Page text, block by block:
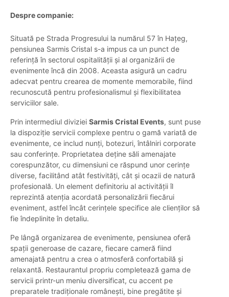
Despre companie:
Situată pe Strada Progresului la numărul 57 în Hațeg,
pensiunea Sarmis Cristal s-a impus ca un punct de
referință în sectorul ospitalității și al organizării de
evenimente încă din 2008. Aceasta asigură un cadru
adecvat pentru crearea de momente memorabile, fiind
recunoscută pentru profesionalismul și flexibilitatea
serviciilor sale.
Prin intermediul diviziei Sarmis Cristal Events, sunt puse
la dispoziție servicii complexe pentru o gamă variată de
evenimente, ce includ nunți, botezuri, întâlniri corporate
sau conferințe. Proprietatea deține săli amenajate
corespunzător, cu dimensiuni ce răspund unor cerințe
diverse, facilitând atât festivități, cât și ocazii de natură
profesională. Un element definitoriu al activității îl
reprezintă atenția acordată personalizării fiecărui
eveniment, astfel încât cerințele specifice ale clienților să
fie îndeplinite în detaliu.
Pe lângă organizarea de evenimente, pensiunea oferă
spații generoase de cazare, fiecare cameră fiind
amenajată pentru a crea o atmosferă confortabilă și
relaxantă. Restaurantul propriu completează gama de
servicii printr-un meniu diversificat, cu accent pe
preparatele tradiționale românești, bine pregătite și